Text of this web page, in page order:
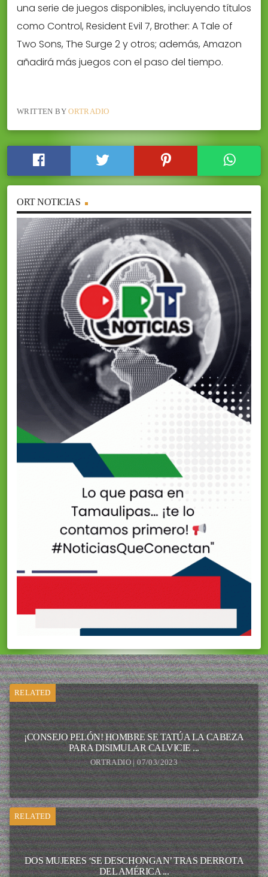
una serie de juegos disponibles, incluyendo títulos
como Control, Resident Evil 7, Brother: A Tale of
Two Sons, The Surge 2 y otros; además, Amazon
añadirá más juegos con el paso del tiempo.
WRITTEN BYORTRADIO
ORT NOTICIAS
RELATED
¡CONSEJO PELÓN! HOMBRE SE TATÚA LA CABEZA
PARA DISIMULAR CALVICIE ...
ORTRADIO | 07/03/2023
RELATED
DOS MUJERES ‘SE DESCHONGAN’ TRAS DERROTA
DEL AMÉRICA ...